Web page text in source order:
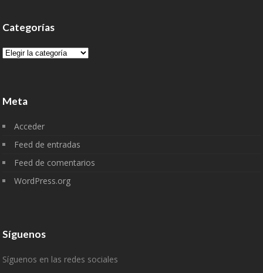
Categorías
Categorías
Meta
Acceder
Feed de entradas
Feed de comentarios
WordPress.org
Síguenos
Síguenos en las redes sociales